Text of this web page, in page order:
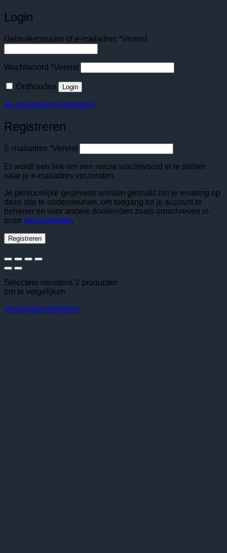
Login
Gebruikersnaam of e-mailadres *Vereist
Wachtwoord *Vereist
Onthouden Login
Je wachtwoord vergeten?
Registreren
E-mailadres *Vereist
Er wordt een link om een nieuw wachtwoord in te stellen
naar je e-mailadres verzonden.
Je persoonlijke gegevens worden gebruikt om je ervaring op
deze site te ondersteunen, om toegang tot je account te
beheren en voor andere doeleinden zoals omschreven in
onze privacybeleid.
Registreren
Selecteer minstens 2 producten
om te vergelijken
Vergelijking bekijken